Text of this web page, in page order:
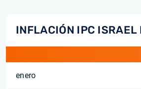
INFLACIÓN IPC
enero